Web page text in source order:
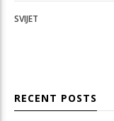
SVIJET
RECENT POSTS